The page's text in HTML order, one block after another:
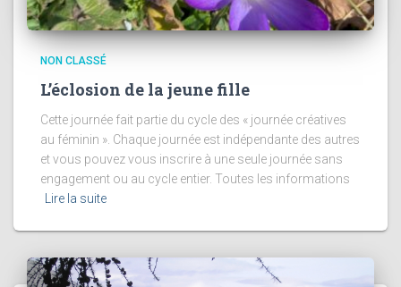
NON CLASSÉ
L’éclosion de la jeune fille
Cette journée fait partie du cycle des « journée créatives
au féminin ». Chaque journée est indépendante des autres
et vous pouvez vous inscrire à une seule journée sans
engagement ou au cycle entier. Toutes les informations
Lire la suite